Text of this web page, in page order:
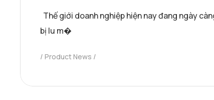
Thế giới doanh nghiệp hiện nay đang ngày
bị lu m�
Product News